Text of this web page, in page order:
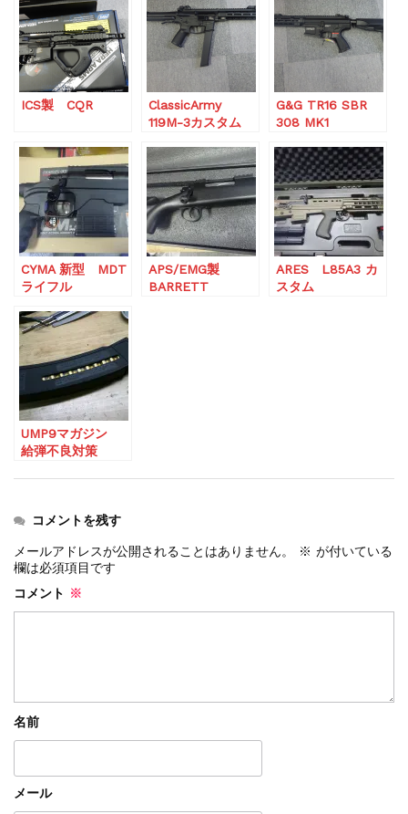
ICS製 CQR
ClassicArmy
119M-3カスタム
G&G TR16 SBR
308 MK1
CYMA 新型 MDT
ライフル
APS/EMG製
BARRETT
ARES L85A3 カ
スタム
UMP9マガジン
給弾不良対策
コメントを残す
メールアドレスが公開されることはありません。 ※ が付いている
欄は必須項目です
コメント ※
名前
メール